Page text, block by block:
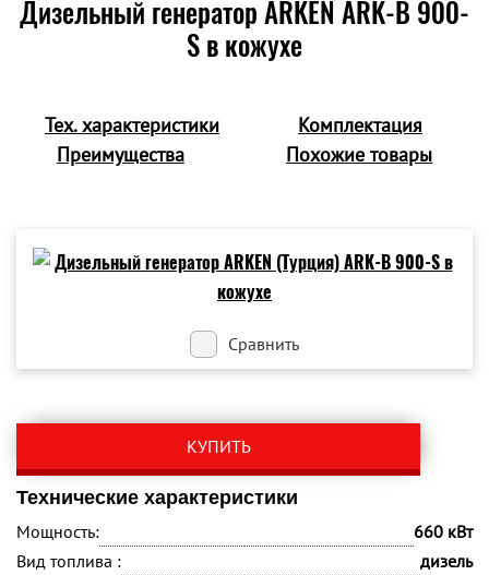
Дизельный генератор ARKEN ARK-B 900-
S в кожухе
Тех. характеристики
Комплектация
Преимущества
Похожие товары
Сравнить
КУПИТЬ
Технические характеристики
Мощность:
660 кВт
Вид топлива :
дизель